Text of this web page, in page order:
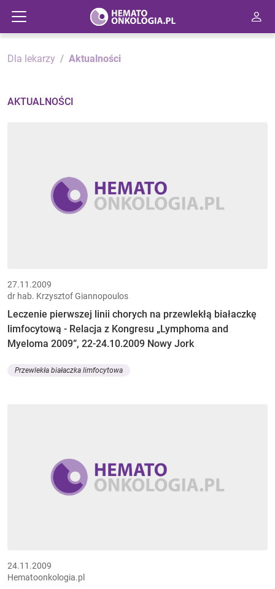
Dla lekarzy Aktualności
AKTUALNOŚCI
27.11.2009
dr hab. Krzysztof Giannopoulos
Leczenie pierwszej linii chorych na przewlekłą białaczkę
limfocytową - Relacja z Kongresu „Lymphoma and
Myeloma 2009”, 22-24.10.2009 Nowy Jork
Przewlekła białaczka limfocytowa
24.11.2009
Hematoonkologia.pl